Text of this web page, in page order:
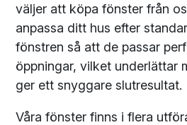
väljer att köpa fönster från
anpassa ditt hus efter
fönstren så att de passar
öppningar, vilket underlättar
ger ett snyggare slutresultat.
Våra fönster finns i flera